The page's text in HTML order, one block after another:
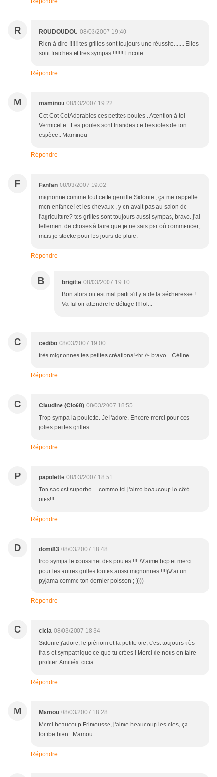
Répondre
R ROUDOUDOU 08/03/2007 19:40
Rien à dire !!!!!! tes grilles sont toujours une réussite....... Elles
sont fraiches et très sympas !!!!!!! Encore............
Répondre
M maminou 08/03/2007 19:22
Cot Cot CotAdorables ces petites poules . Attention à toi
Vermicelle . Les poules sont friandes de bestioles de ton
espèce...Maminou
Répondre
F Fanfan 08/03/2007 19:02
mignonne comme tout cette gentille Sidonie ; ça me rappelle
mon enfance! et les chevaux , y en avait pas au salon de
l'agriculture? tes grilles sont toujours aussi sympas, bravo. j'ai
tellement de choses à faire que je ne sais par où commencer,
mais je stocke pour les jours de pluie.
Répondre
B brigitte 08/03/2007 19:10
Bon alors on est mal parti s'il y a de la sécheresse !
Va falloir attendre le déluge !!! lol...
C cedibo 08/03/2007 19:00
très mignonnes tes petites créations!<br /> bravo... Céline
Répondre
C Claudine (Clo68) 08/03/2007 18:55
Trop sympa la poulette. Je l'adore. Encore merci pour ces
jolies petites grilles
Répondre
P papolette 08/03/2007 18:51
Ton sac est superbe ... comme toi j'aime beaucoup le côté
oies!!!
Répondre
D domi83 08/03/2007 18:48
trop sympa le coussinet des poules !!! j\\\'aime bcp et merci
pour les autres grilles toutes aussi mignonnes !!!!j\\\'ai un
pyjama comme ton dernier poisson ;-))))
Répondre
C cicia 08/03/2007 18:34
Sidonie j'adore, le prénom et la petite oie, c'est toujours très
frais et sympathique ce que tu crées ! Merci de nous en faire
profiter. Amitiés. cicia
Répondre
M Mamou 08/03/2007 18:28
Merci beaucoup Frimousse, j'aime beaucoup les oies, ça
tombe bien...Mamou
Répondre